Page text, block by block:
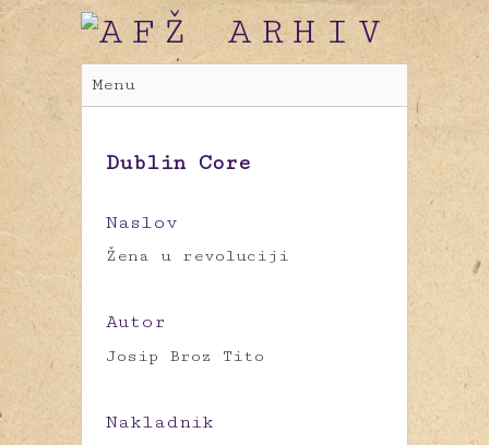
Menu
Dublin Core
Naslov
Žena u revoluciji
Autor
Josip Broz Tito
Nakladnik